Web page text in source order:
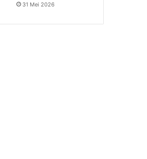
31 Mei 2026